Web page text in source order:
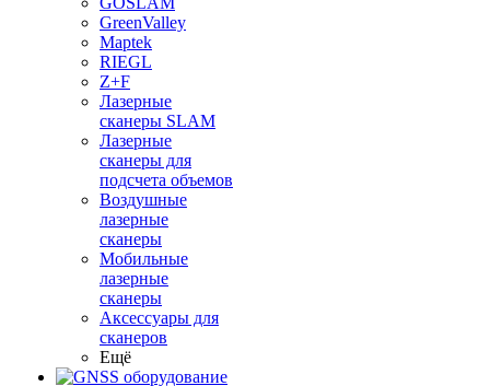
GreenValley
Maptek
RIEGL
Z+F
Лазерные
сканеры SLAM
Лазерные
сканеры для
подсчета объемов
Воздушные
лазерные
сканеры
Мобильные
лазерные
сканеры
Аксессуары для
сканеров
Ещё